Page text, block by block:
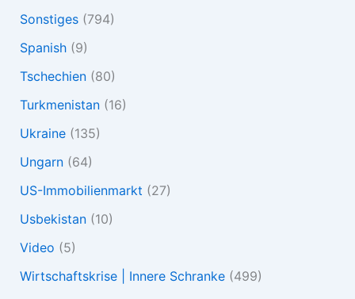
Sonstiges(794)
Spanish(9)
Tschechien(80)
Turkmenistan(16)
Ukraine(135)
Ungarn(64)
US-Immobilienmarkt (27)
Usbekistan(10)
Video (5)
Wirtschaftskrise | Innere Schranke(499)